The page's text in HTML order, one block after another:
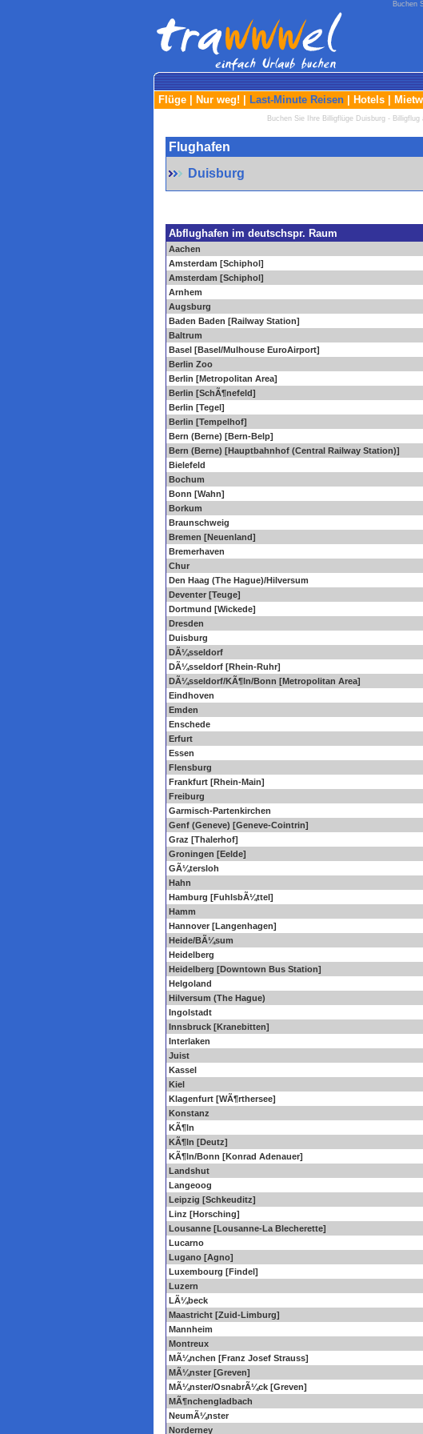
Buchen
Flüge
Nur weg! Last-Minute Reisen Hotels
Buchen Sie Ihre Billigflüge Duisburg -
Flughafen
Duisburg
Abflughafen im deutschspr. Raum
Aachen
Amsterdam [Schiphol]
Amsterdam [Schiphol]
Arnhem
Augsburg
Baden Baden [Railway Station]
Baltrum
Basel [Basel/Mulhouse EuroAirport]
Berlin Zoo
Berlin [Metropolitan Area]
Berlin [SchÃ¶nefeld]
Berlin [Tegel]
Berlin [Tempelhof]
Bern (Berne) [Bern-Belp]
Bern (Berne) [Hauptbahnhof (Central Railway Station)]
Bielefeld
Bochum
Bonn [Wahn]
Borkum
Braunschweig
Bremen [Neuenland]
Bremerhaven
Chur
Den Haag (The Hague)/Hilversum
Deventer [Teuge]
Dortmund [Wickede]
Dresden
Duisburg
DÃ¼sseldorf
DÃ¼sseldorf [Rhein-Ruhr]
DÃ¼sseldorf/KÃ¶ln/Bonn [Metropolitan Area]
Eindhoven
Emden
Enschede
Erfurt
Essen
Flensburg
Frankfurt [Rhein-Main]
Freiburg
Garmisch-Partenkirchen
Genf (Geneve) [Geneve-Cointrin]
Graz [Thalerhof]
Groningen [Eelde]
GÃ¼tersloh
Hahn
Hamburg [FuhlsbÃ¼ttel]
Hamm
Hannover [Langenhagen]
Heide/BÃ¼sum
Heidelberg
Heidelberg [Downtown Bus Station]
Helgoland
Hilversum (The Hague)
Ingolstadt
Innsbruck [Kranebitten]
Interlaken
Juist
Kassel
Kiel
Klagenfurt [WÃ¶rthersee]
Konstanz
KÃ¶ln
KÃ¶ln [Deutz]
KÃ¶ln/Bonn [Konrad Adenauer]
Landshut
Langeoog
Leipzig [Schkeuditz]
Linz [Horsching]
Lousanne [Lousanne-La Blecherette]
Lucarno
Lugano [Agno]
Luxembourg [Findel]
Luzern
LÃ¼beck
Maastricht [Zuid-Limburg]
Mannheim
Montreux
MÃ¼nchen [Franz Josef Strauss]
MÃ¼nster [Greven]
MÃ¼nster/OsnabrÃ¼ck [Greven]
MÃ¶nchengladbach
NeumÃ¼nster
Norderney